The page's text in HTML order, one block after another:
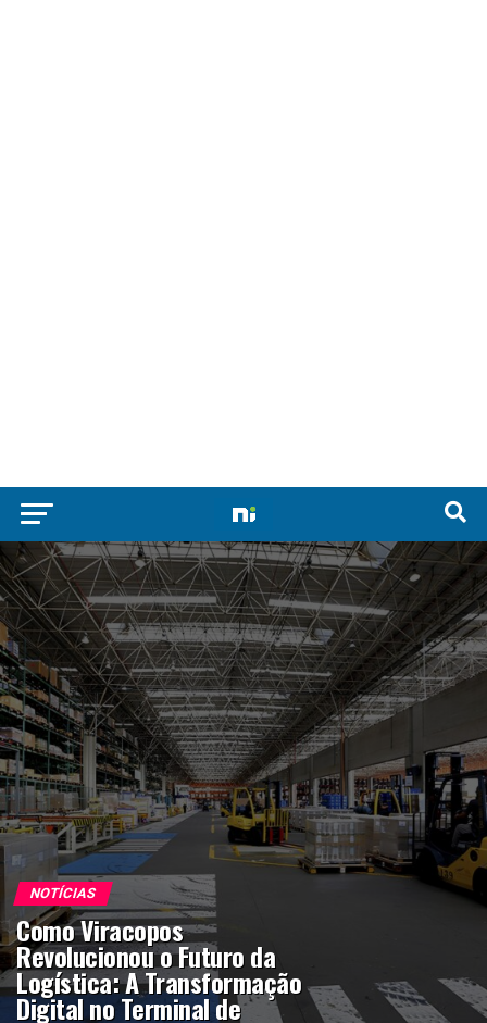
NOTÍCIAS
Como Viracopos
Revolucionou o Futuro da
Logística: A Transformação
Digital no Terminal de